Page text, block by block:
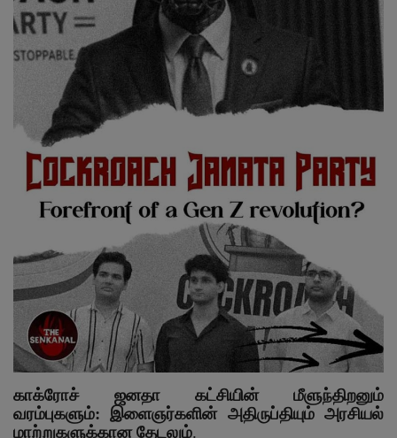
இதர
Language
English Tamil
காக்ரோச் ஜனதா கட்சியின் மீளுந்திறனும்
வரம்புகளும்: இளைஞர்களின் அதிருப்தியும் அரசியல்
மாற்றுகளுக்கான தேடலும்.